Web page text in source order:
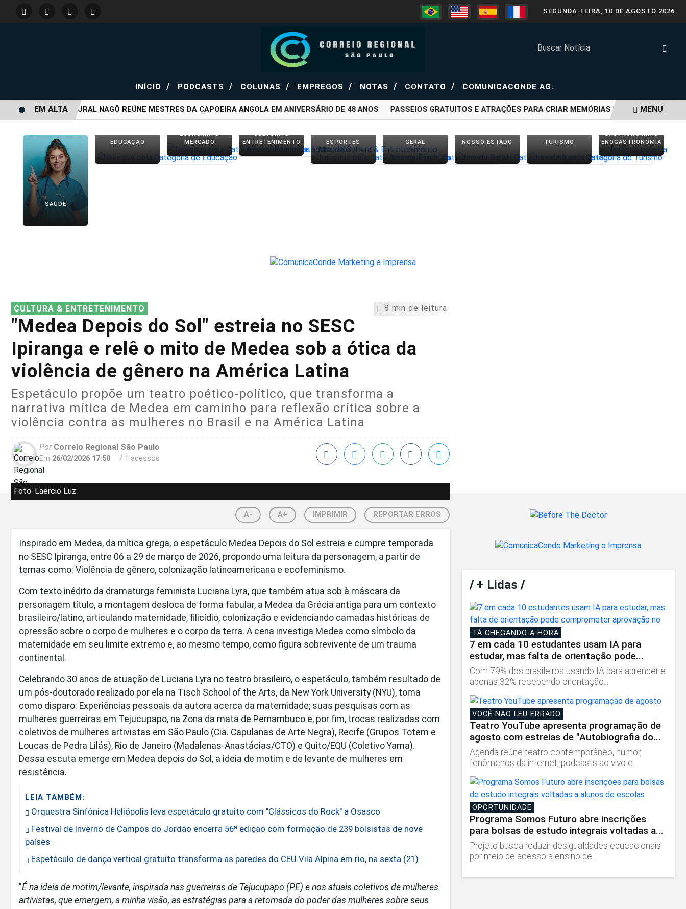
SEGUNDA-FEIRA, 10 DE AGOSTO 2026
INÍCIO / PODCASTS / COLUNAS / EMPREGOS / NOTAS / CONTATO / COMUNICACONDE AG.
CENTRO CULTURAL NAGÔ REÚNE MESTRES DA CAPOEIRA ANGOLA EM ANIVERSÁRIO DE 48 ANOS PASSEIOS GRATUITOS E ATRAÇÕES PARA CRIAR MEMÓRIAS EM FAMÍLIA NO FIM DE
EM ALTA MENU
SAÚDE
EDUCAÇÃO
MERCADO
ENTRETENIMENTO
ESPORTES GERAL NOSSO ESTADO TURISMO
ENOGASTRONOMIA
8 min de leitura
CULTURA & ENTRETENIMENTO
"Medea Depois do Sol" estreia no SESC
Ipiranga e relê o mito de Medea sob a ótica da
violência de gênero na América Latina
Espetáculo propõe um teatro poético-político, que transforma a
narrativa mítica de Medea em caminho para reflexão crítica sobre a
violência contra as mulheres no Brasil e na América Latina
PorCorreio Regional São Paulo
Em 26/02/2026 17:50 / 1 acessos
Foto: Laercio Luz
A- A+ IMPRIMIR REPORTAR ERROS
Inspirado em Medea, da mítica grega, o espetáculo Medea Depois do Sol estreia e cumpre temporada
no SESC Ipiranga, entre 06 a 29 de março de 2026, propondo uma leitura da personagem, a partir de
temas como: Violência de gênero, colonização latinoamericana e ecofeminismo.
Com texto inédito da dramaturga feminista Luciana Lyra, que também atua sob à máscara da
personagem título, a montagem desloca de forma fabular, a Medea da Grécia antiga para um contexto
brasileiro/latino, articulando maternidade, filicídio, colonização e evidenciando camadas históricas de
opressão sobre o corpo de mulheres e o corpo da terra. A cena investiga Medea como símbolo da
maternidade em seu limite extremo e, ao mesmo tempo, como figura sobrevivente de um trauma
continental.
Celebrando 30 anos de atuação de Luciana Lyra no teatro brasileiro, o espetáculo, também resultado de
um pós-doutorado realizado por ela na Tisch School of the Arts, da New York University (NYU), toma
como disparo: Experiências pessoais da autora acerca da maternidade; suas pesquisas com as
mulheres guerreiras em Tejucupapo, na Zona da mata de Pernambuco e, por fim, trocas realizadas com
coletivos de mulheres artivistas em São Paulo (Cia. Capulanas de Arte Negra), Recife (Grupos Totem e
Loucas de Pedra Lilás), Rio de Janeiro (Madalenas-Anastácias/CTO) e Quito/EQU (Coletivo Yama).
Dessa escuta emerge em Medea depois do Sol, a ideia de motim e de levante de mulheres em
resistência.
LEIA TAMBÉM:
Orquestra Sinfônica Heliópolis leva espetáculo gratuito com "Clássicos do Rock" a Osasco
Festival de Inverno de Campos do Jordão encerra 56ª edição com formação de 239 bolsistas de nove
países
Espetáculo de dança vertical gratuito transforma as paredes do CEU Vila Alpina em rio, na sexta (21)
"É na ideia de motim/levante, inspirada nas guerreiras de Tejucupapo (PE) e nos atuais coletivos de mulheres
artivistas, que emergem, a minha visão, as estratégias para a retomada do poder das mulheres sobre seus
/+ Lidas /
TÁ CHEGANDO A HORA
7 em cada 10 estudantes usam IA para
estudar, mas falta de orientação pode...
Com 79% dos brasileiros usando IA para aprender e
apenas 32% recebendo orientação...
VOCÊ NÃO LEU ERRADO
Teatro YouTube apresenta programação de
agosto com estreias de "Autobiografia do...
Agenda reúne teatro contemporâneo, humor,
fenômenos da internet, podcasts ao vivo e...
OPORTUNIDADE
Programa Somos Futuro abre inscrições
para bolsas de estudo integrais voltadas a...
Projeto busca reduzir desigualdades educacionais
por meio de acesso a ensino de...